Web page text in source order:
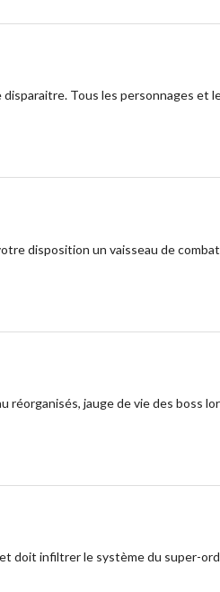
Tous les personnages et
disposition un vaisseau de
jauge de vie des boss
doit infiltrer le système du super-